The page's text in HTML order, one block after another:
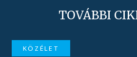
TOVÁBBI
KÖZÉLET